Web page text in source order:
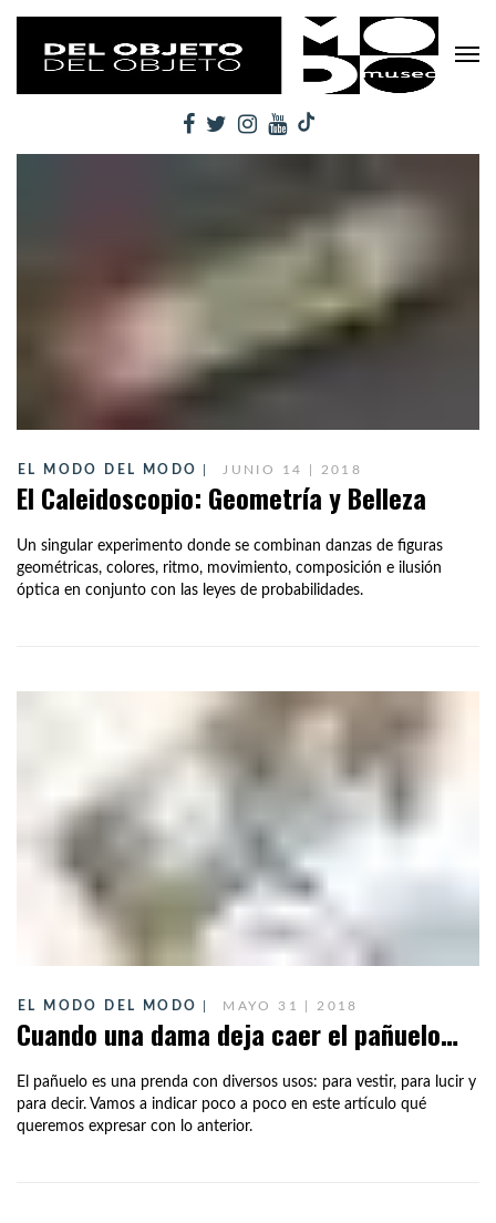
EL MODO DEL MODO JUNIO 14 | 2018
El Caleidoscopio: Geometría y Belleza
Un singular experimento donde se combinan danzas de figuras
geométricas, colores, ritmo, movimiento, composición e ilusión
óptica en conjunto con las leyes de probabilidades.
EL MODO DEL MODO MAYO 31 | 2018
Cuando una dama deja caer el pañuelo…
El pañuelo es una prenda con diversos usos: para vestir, para lucir y
para decir. Vamos a indicar poco a poco en este artículo qué
queremos expresar con lo anterior.